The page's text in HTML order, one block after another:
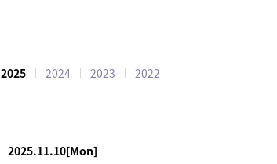
2025 2024 2023 2022
2025.11.10[Mon]